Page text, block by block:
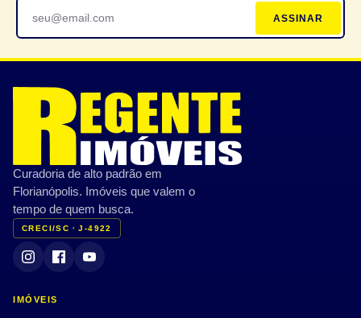
ASSINAR
Curadoria de alto padrão em
Florianópolis. Imóveis que valem o
tempo de quem busca.
CRECI/SC · J-4922
IMÓVEIS